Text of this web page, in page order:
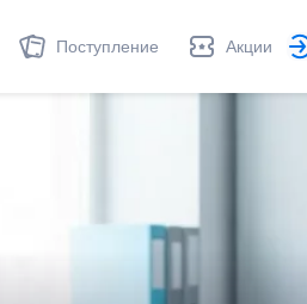
Поступление Акции